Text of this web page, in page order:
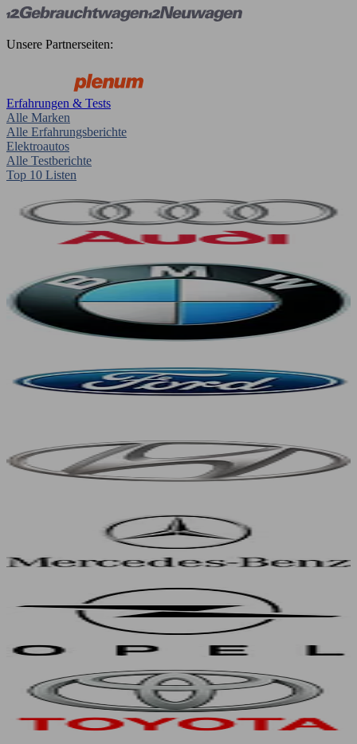
Unsere Partnerseiten:
Erfahrungen & Tests
Alle Marken
Alle Erfahrungsberichte
Elektroautos
Alle Testberichte
Top 10 Listen